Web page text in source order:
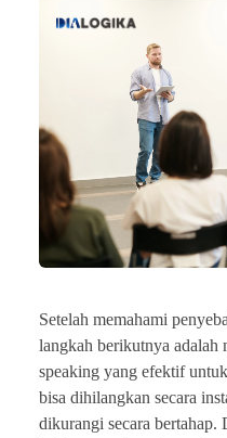
Setelah memahami
langkah berikutnya adalah
speaking yang efektif
bisa dihilangkan secara
dikurangi secara bertahap.